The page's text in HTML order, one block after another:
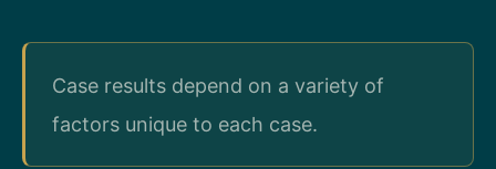
Case results depend on a variety of
factors unique to each case.